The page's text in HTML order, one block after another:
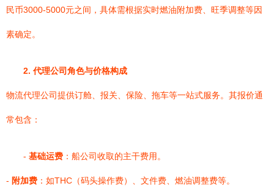
民币3000-5000元之间，具体需根据实时燃油附加费、旺季调整等因
素确定。
2. 代理公司角色与价格构成
物流代理公司提供订舱、报关、保险、拖车等一站式服务。其报价通
常包含：
- 基础运费 ：船公司收取的主干费用。
- 附加费 ：如THC（码头操作费）、文件费、燃油调整费等。